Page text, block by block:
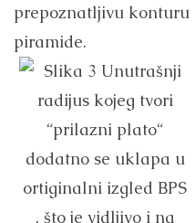
prepoznatljivu konturu
piramide.